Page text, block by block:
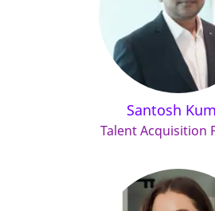
Santosh
Talent Acquisition